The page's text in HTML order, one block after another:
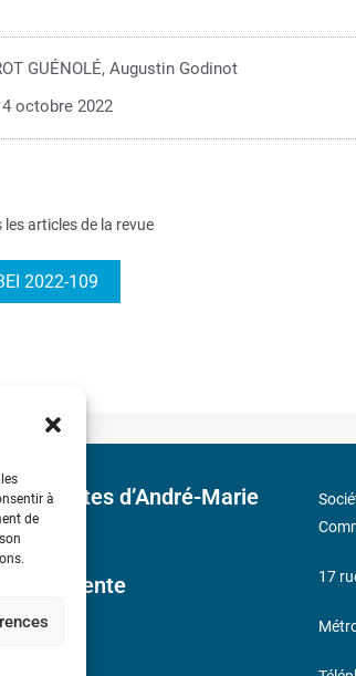
à
de
GUÉNOLÉ, Augustin Godinot
4 octobre 2022
articles de la revue
2022-109
d’André-Marie
de Vente 17